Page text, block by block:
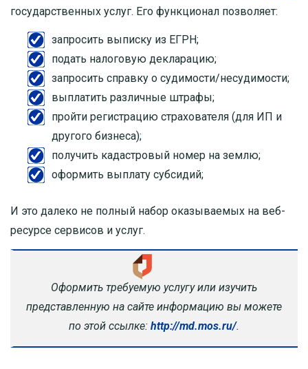
государственных услуг. Его функционал позволяет:
запросить выписку из ЕГРН;
подать налоговую декларацию;
запросить справку о судимости/несудимости;
выплатить различные штрафы;
пройти регистрацию страхователя (для ИП и
другого бизнеса);
получить кадастровый номер на землю;
оформить выплату субсидий;
И это далеко не полный набор оказываемых на веб-
ресурсе сервисов и услуг.
Оформить требуемую услугу или изучить
представленную на сайте информацию вы можете
по этой ссылке: http://md.mos.ru/.